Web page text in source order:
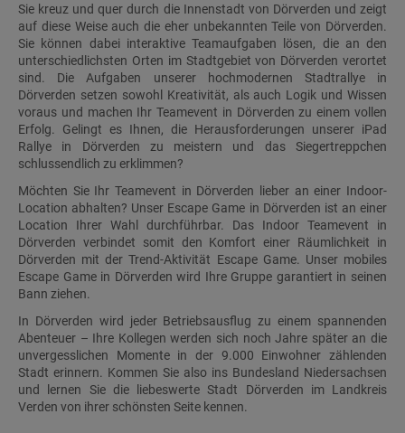
Sie kreuz und quer durch die Innenstadt von Dörverden und zeigt
auf diese Weise auch die eher unbekannten Teile von Dörverden.
Sie können dabei interaktive Teamaufgaben lösen, die an den
unterschiedlichsten Orten im Stadtgebiet von Dörverden verortet
sind. Die Aufgaben unserer hochmodernen Stadtrallye in
Dörverden setzen sowohl Kreativität, als auch Logik und Wissen
voraus und machen Ihr Teamevent in Dörverden zu einem vollen
Erfolg. Gelingt es Ihnen, die Herausforderungen unserer iPad
Rallye in Dörverden zu meistern und das Siegertreppchen
schlussendlich zu erklimmen?
Möchten Sie Ihr Teamevent in Dörverden lieber an einer Indoor-
Location abhalten? Unser Escape Game in Dörverden ist an einer
Location Ihrer Wahl durchführbar. Das Indoor Teamevent in
Dörverden verbindet somit den Komfort einer Räumlichkeit in
Dörverden mit der Trend-Aktivität Escape Game. Unser mobiles
Escape Game in Dörverden wird Ihre Gruppe garantiert in seinen
Bann ziehen.
In Dörverden wird jeder Betriebsausflug zu einem spannenden
Abenteuer – Ihre Kollegen werden sich noch Jahre später an die
unvergesslichen Momente in der 9.000 Einwohner zählenden
Stadt erinnern. Kommen Sie also ins Bundesland Niedersachsen
und lernen Sie die liebeswerte Stadt Dörverden im Landkreis
Verden von ihrer schönsten Seite kennen.